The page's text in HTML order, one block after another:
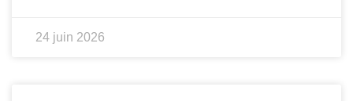
24 juin 2026